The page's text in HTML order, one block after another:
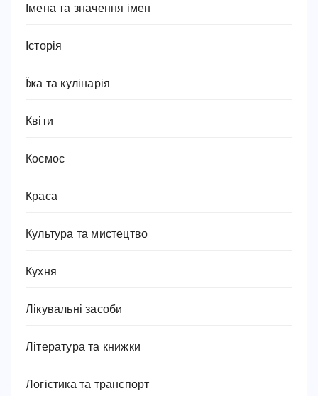
Імена та значення імен
Історія
Їжа та кулінарія
Квіти
Космос
Краса
Культура та мистецтво
Кухня
Лікувальні засоби
Література та книжки
Логістика та транспорт